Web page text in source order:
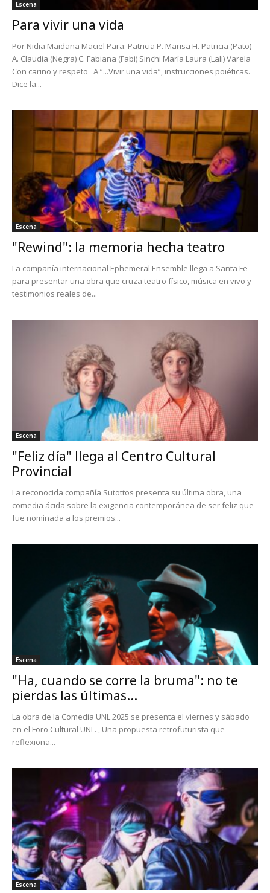
Escena
Para vivir una vida
Por Nidia Maidana Maciel Para: Patricia P. Marisa H. Patricia (Pato)
A. Claudia (Negra) C. Fabiana (Fabi) Sinchi María Laura (Lali) Varela
Con cariño y respeto A “...Vivir una vida”, instrucciones poiéticas.
Dice la...
Escena
"Rewind": la memoria hecha teatro
La compañía internacional Ephemeral Ensemble llega a Santa Fe
para presentar una obra que cruza teatro físico, música en vivo y
testimonios reales de...
Escena
"Feliz día" llega al Centro Cultural
Provincial
La reconocida compañía Sutottos presenta su última obra, una
comedia ácida sobre la exigencia contemporánea de ser feliz que
fue nominada a los premios...
Escena
"Ha, cuando se corre la bruma": no te
pierdas las últimas...
La obra de la Comedia UNL 2025 se presenta el viernes y sábado
en el Foro Cultural UNL. , Una propuesta retrofuturista que
reflexiona...
Escena